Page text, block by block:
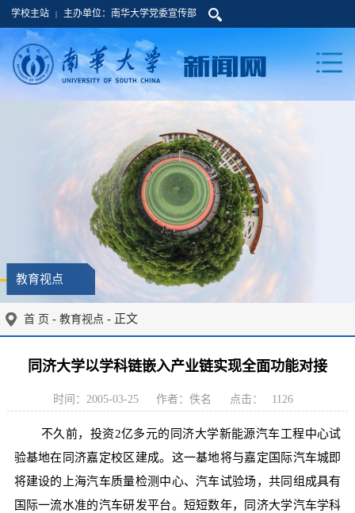
学校主站 | 主办单位：南华大学党委宣传部
教育视点
首 页 - 教育视点 - 正文
同济大学以学科链嵌入产业链实现全面功能对接
时间：2005-03-25 作者：佚名 点击： 1126
不久前，投资2亿多元的同济大学新能源汽车工程中心试
验基地在同济嘉定校区建成。这一基地将与嘉定国际汽车城即
将建设的上海汽车质量检测中心、汽车试验场，共同组成具有
国际一流水准的汽车研发平台。短短数年，同济大学汽车学科